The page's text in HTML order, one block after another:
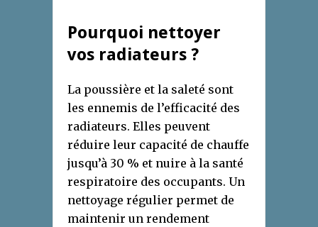
Pourquoi nettoyer
vos radiateurs ?
La poussière et la saleté sont
les ennemis de l’efficacité des
radiateurs. Elles peuvent
réduire leur capacité de chauffe
jusqu’à 30 % et nuire à la santé
respiratoire des occupants. Un
nettoyage régulier permet de
maintenir un rendement